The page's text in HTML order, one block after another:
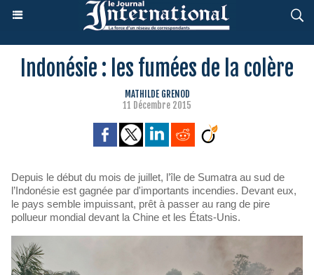
Indonésie : les fumées de la colère
MATHILDE GRENOD
11 Décembre 2015
Depuis le début du mois de juillet, l’île de Sumatra au sud de
l’Indonésie est gagnée par d'importants incendies. Devant eux,
le pays semble impuissant, prêt à passer au rang de pire
pollueur mondial devant la Chine et les États-Unis.